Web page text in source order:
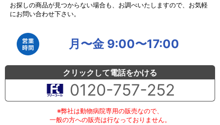
お探しの商品が見つからない場合も、お調べいたしますので、お気軽
にお問い合わせ下さい。
月〜金 9:00〜17:00
クリックして電話をかける
0120-757-252
※弊社は動物病院専用の販売なので、
一般の方への販売は行なっておりません。